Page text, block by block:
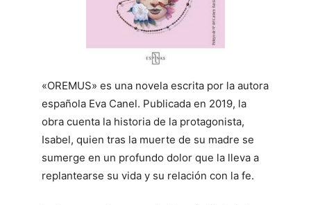
«OREMUS» es una novela escrita por la autora
española Eva Canel. Publicada en 2019, la
obra cuenta la historia de la protagonista,
Isabel, quien tras la muerte de su madre se
sumerge en un profundo dolor que la lleva a
replantearse su vida y su relación con la fe.